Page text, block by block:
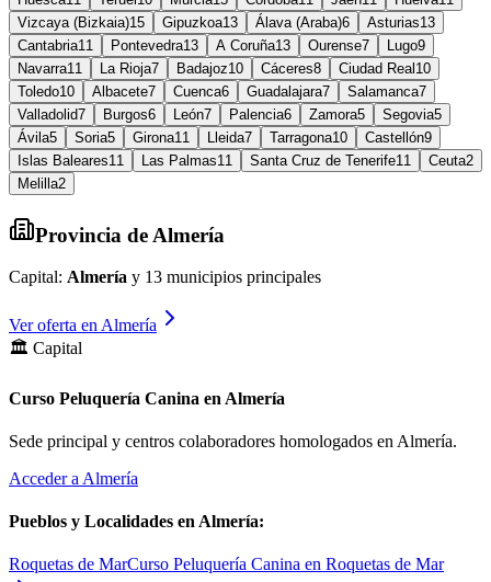
Vizcaya (Bizkaia)15 Gipuzkoa13 Álava (Araba)6 Asturias13
Cantabria11 Pontevedra13 A Coruña13 Ourense7 Lugo9
Navarra11 La Rioja7 Badajoz10 Cáceres8 Ciudad Real 10
Toledo10 Albacete7 Cuenca6 Guadalajara7 Salamanca7
Valladolid7 Burgos6 León7 Palencia6 Zamora5 Segovia5
Ávila5 Soria5 Girona11 Lleida7 Tarragona10 Castellón9
Islas Baleares11 Las Palmas11 Santa Cruz de Tenerife11 Ceuta2
Melilla2
Provincia de Almería
Capital: Almería y 13 municipios principales
Ver oferta en Almería
🏛️ Capital
Curso Peluquería Canina en Almería
Sede principal y centros colaboradores homologados en Almería.
Acceder a Almería
Pueblos y Localidades en Almería:
Roquetas de MarCurso Peluquería Canina en Roquetas de Mar